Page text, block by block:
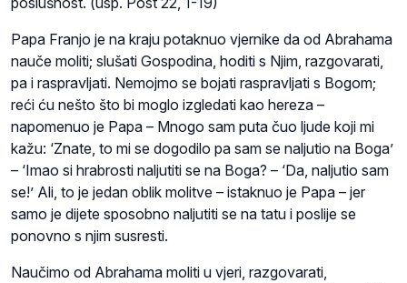
Papa Franjo je na kraju potaknuo vjernike da od Abrahama
nauče moliti; slušati Gospodina, hoditi s Njim, razgovarati,
pa i raspravljati. Nemojmo se bojati raspravljati s Bogom;
reći ću nešto što bi moglo izgledati kao hereza –
napomenuo je Papa – Mnogo sam puta čuo ljude koji mi
kažu: ‘Znate, to mi se dogodilo pa sam se naljutio na Boga’
– ‘Imao si hrabrosti naljutiti se na Boga? – ‘Da, naljutio sam
se!’ Ali, to je jedan oblik molitve – istaknuo je Papa – jer
samo je dijete sposobno naljutiti se na tatu i poslije se
ponovno s njim susresti.
Naučimo od Abrahama moliti u vjeri, razgovarati,